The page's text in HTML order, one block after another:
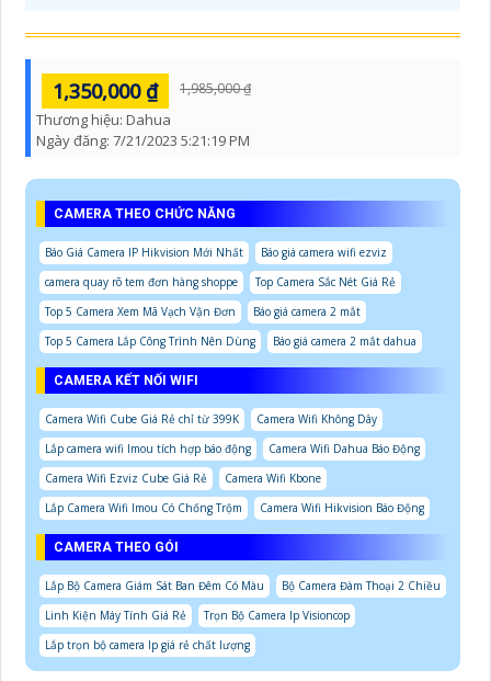
1,350,000 ₫ 1,985,000 ₫
Thương hiệu: Dahua
Ngày đăng: 7/21/2023 5:21:19 PM
CAMERA THEO CHỨC NĂNG
Báo Giá Camera IP Hikvision Mới Nhất
Báo giá camera wifi ezviz
camera quay rõ tem đơn hàng shoppe
Top Camera Sắc Nét Giá Rẻ
Top 5 Camera Xem Mã Vạch Vận Đơn
Báo giá camera 2 mắt
Top 5 Camera Lắp Công Trình Nên Dùng
Báo giá camera 2 mắt dahua
CAMERA KẾT NỐI WIFI
Camera Wifi Cube Giá Rẻ chỉ từ 399K
Camera Wifi Không Dây
Lắp camera wifi Imou tích hợp báo động
Camera Wifi Dahua Báo Động
Camera Wifi Ezviz Cube Giá Rẻ
Camera Wifi Kbone
Lắp Camera Wifi Imou Có Chống Trộm
Camera Wifi Hikvision Báo Động
CAMERA THEO GÓI
Lắp Bộ Camera Giám Sát Ban Đêm Có Màu
Bộ Camera Đàm Thoại 2 Chiều
Linh Kiện Máy Tính Giá Rẻ
Trọn Bộ Camera Ip Visioncop
Lắp trọn bộ camera Ip giá rẻ chất lượng